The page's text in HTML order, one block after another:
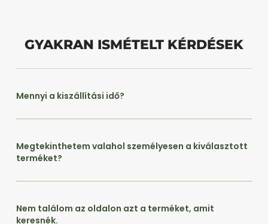
GYAKRAN ISMÉTELT KÉRDÉSEK
Mennyi a kiszállítási idő?
Megtekinthetem valahol személyesen a kiválasztott
terméket?
Nem találom az oldalon azt a terméket, amit
keresnék.